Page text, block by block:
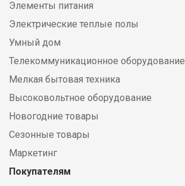
Элементы питания
Электрические теплые полы
Умный дом
Телекоммуникационное оборудование
Мелкая бытовая техника
Высоковольтное оборудование
Новогодние товары
Сезонные товары
Маркетинг
Покупателям